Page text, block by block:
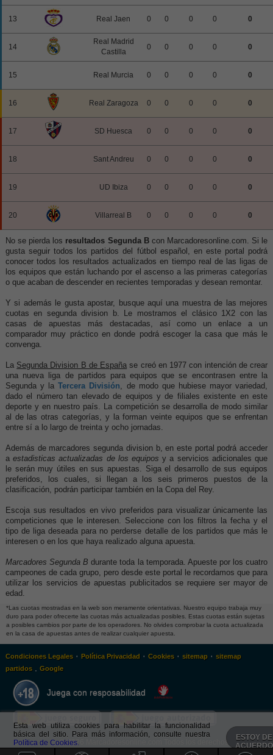
13 Real Jaen 0 0 0 0 0
14
Real Madrid
Castilla
0 0 0 0 0
15 Real Murcia 0 0 0 0 0
16 Real Zaragoza 0 0 0 0 0
17 SD Huesca 0 0 0 0 0
18 Sant Andreu 0 0 0 0 0
19 UD Ibiza 0 0 0 0 0
20 Villarreal B 0 0 0 0 0
No se pierda los resultados Segunda Bcon Marcadoresonline.com. Si le
gusta seguir todos los partidos del fútbol español, en este portal podrá
conocer todos los resultados actualizados en tiempo real de las ligas de
los equipos que están luchando por el ascenso a las primeras categorías
o que acaban de descender en recientes temporadas y desean remontar.
Y si además le gusta apostar, busque aquí una muestra de las mejores
cuotas en segunda division b. Le mostramos el clásico 1X2 con las
casas de apuestas más destacadas, así como un enlace a un
comparador muy práctico en donde podrá escoger la casa que más le
convenga.
La Segunda Division B de España se creó en 1977 con intención de crear
una nueva liga de partidos para equipos que se encontrasen entre la
Segunda y laTercera División , de modo que hubiese mayor variedad,
dado el número tan elevado de equipos y de filiales existente en este
deporte y en nuestro país. La competición se desarrolla de modo similar
al de las otras categorías, y la forman veinte equipos que se enfrentan
entre sí a lo largo de treinta y ocho jornadas.
Además de marcadores segunda division b, en este portal podrá acceder
aestadisticas actualizadas de los equipos y a servicios adicionales que
le serán muy útiles en sus apuestas. Siga el desarrollo de sus equipos
preferidos, los cuales, si llegan a los seis primeros puestos de la
clasificación, podrán participar también en la Copa del Rey.
Escoja sus resultados en vivo preferidos para visualizar únicamente las
competiciones que le interesen. Seleccione con los filtros la fecha y el
tipo de liga deseada para no perderse detalle de los partidos que más le
interesen o en los que haya realizado alguna apuesta.
Marcadores Segunda B durante toda la temporada. Apueste por los cuatro
campeones de cada grupo, pero desde este portal le recordamos que para
utilizar los servicios de apuestas publicitados se requiere ser mayor de
edad.
*Las cuotas mostradas en la web son meramente orientativas. Nuestro equipo trabaja muy
duro para poder ofrecerte las cuotas más actualizadas posibles. Estas cuotas están sujetas
a posibles cambios por parte de los operadores. No olvides comprobar la cuota actualizada
en la casa de apuestas antes de realizar cualquier apuesta.
Condiciones Legales· Política Privacidad · Cookies· sitemap· sitemap
partidos. Google
Juega con resposabilidad
© 2026 Marcadoresonline.com Todos los derechos reservados
Esta web utiliza cookies para habilitar la funcionalidad
básica del sitio. Para más información, consulte nuestra
Política de Cookies.
ESTOY DE
ACUERDO